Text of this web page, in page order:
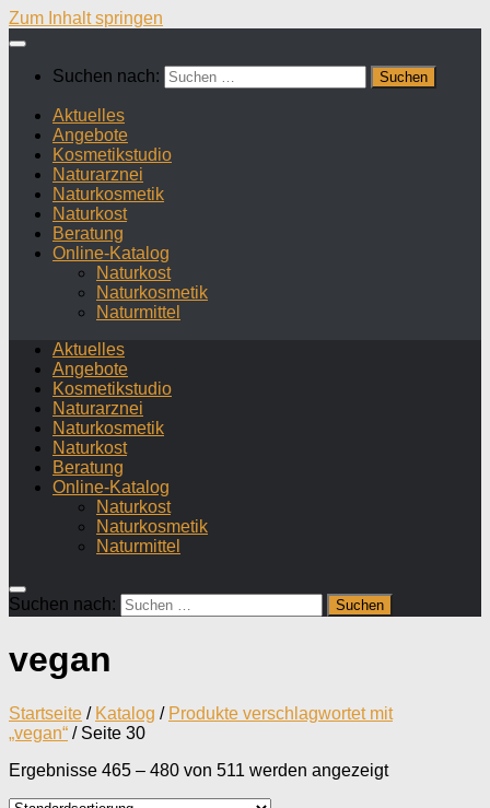
Zum Inhalt springen
Suchen nach:
Aktuelles
Angebote
Kosmetikstudio
Naturarznei
Naturkosmetik
Naturkost
Beratung
Online-Katalog
Naturkost
Naturkosmetik
Naturmittel
Aktuelles
Angebote
Kosmetikstudio
Naturarznei
Naturkosmetik
Naturkost
Beratung
Online-Katalog
Naturkost
Naturkosmetik
Naturmittel
Suchen nach:
vegan
Startseite / Katalog / Produkte verschlagwortet mit
„vegan“ / Seite 30
Ergebnisse 465 – 480 von 511 werden angezeigt